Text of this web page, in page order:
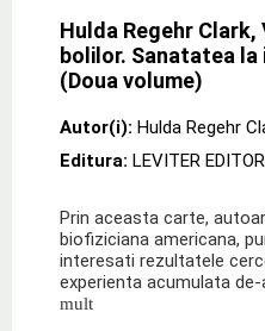
Hulda Regehr
bolilor. Sanatatea la
(Doua volume)
Autor(i): Hulda Regehr
Editura: LEVITER
Prin aceasta carte,
biofiziciana americana,
interesati rezultatele
experienta acumulata de-
mult